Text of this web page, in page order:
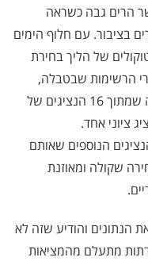
הרים גבה כשראה
בציבור. עם חלוף הימים
של הליך בחירת
הרשימות שבטבלה,
התבררה התמונה המלאה שממנה עולה שמתוך 16 הנציגים של
ציוני אחד.
לשם השוואה לרשימה של 16 הנציגים הנוספים שאותם
שקולה ומאוזנת
הנתונים והודיע שזה לא
מתעלם מהמציאות